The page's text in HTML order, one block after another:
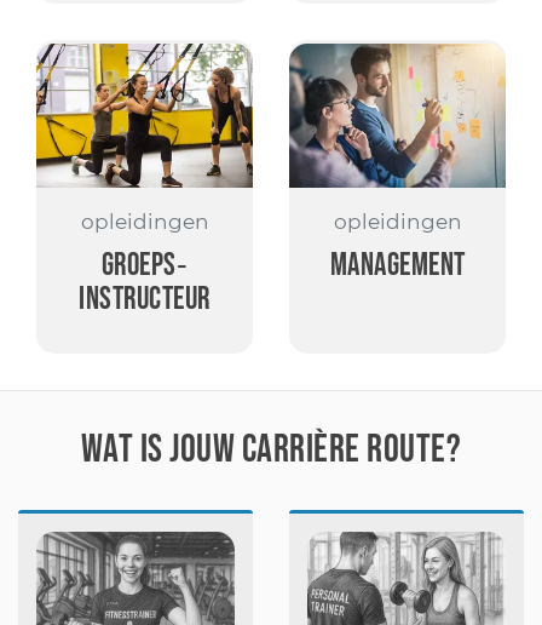
opleidingen
Groeps‑
instructeur
opleidingen
Management
Wat is jouw carrière route?